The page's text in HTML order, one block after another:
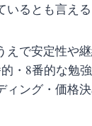
るとも言える
えで安定性や
・8番的な勉
ィング・価格